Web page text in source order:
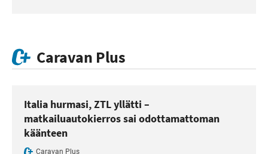
Caravan Plus
Italia hurmasi, ZTL yllätti –
matkailuautokierros sai odottamattoman
käänteen
Caravan Plus